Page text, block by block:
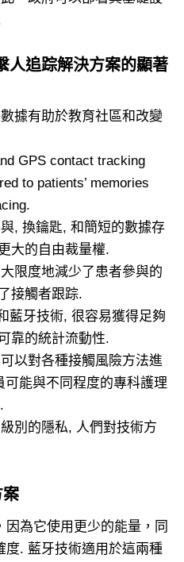
人追踪解決方案的顯著
據有助於教育社區和改變
GPS contact tracking
to patients’ memories
.
, 換鑰匙, 和簡短的數據存
大的自由裁量權.
限度地減少了患者參與的
接觸者跟踪.
藍牙技術, 很容易獲得足夠
靠的統計流動性.
以對各種接觸風險方法進
能與不同程度的專科護理
別的隱私, 人們對技術方
案
為它使用更少的能量，同
度. 藍牙技術適用於這兩種